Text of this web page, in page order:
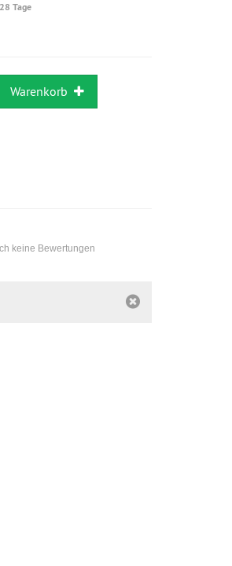
Tage
Warenkorb
keine Bewertungen